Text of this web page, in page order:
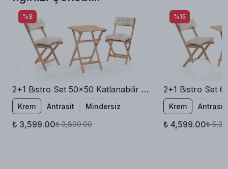
%8
2+1 Bistro Set 50x50 Katlanabilir Bahçe Balkon Masa Sandalye
Krem Antrasit Mindersiz
₺ 3,599.00₺ 3,899.00
%15
Krem Antrasit
₺ 4,599.00₺